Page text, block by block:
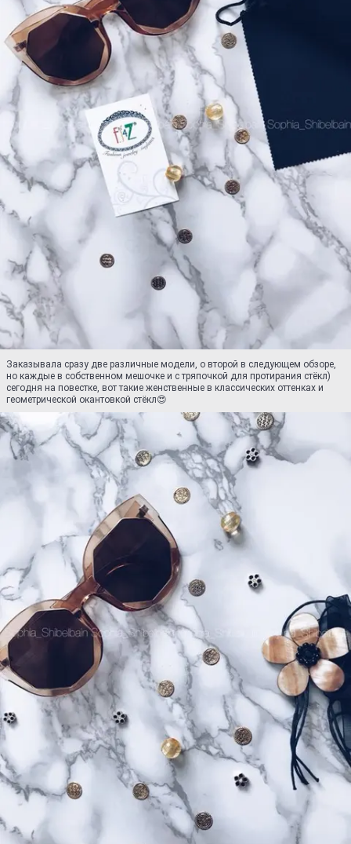
Заказывала сразу две различные модели, о второй в следующем обзоре,
но каждые в собственном мешочке и с тряпочкой для протирания стёкл)
сегодня на повестке, вот такие женственные в классических оттенках и
геометрической окантовкой стёкл😍